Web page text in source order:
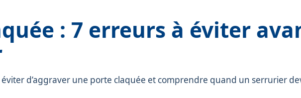
: 7 erreurs à éviter
d’aggraver une porte claquée et comprendre quand un serrurier